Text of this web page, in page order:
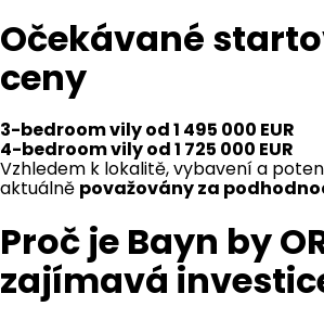
Očekávané
ceny
3-bedroom vily od 1 495 000 EUR
4-bedroom vily od 1 725 000 EUR
Vzhledem k lokalitě, vybavení a
aktuálně považovány za
Proč je Bayn by
zajímavá